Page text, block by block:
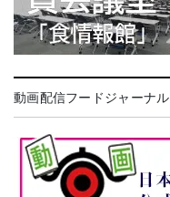
動画配信フードジャーナル